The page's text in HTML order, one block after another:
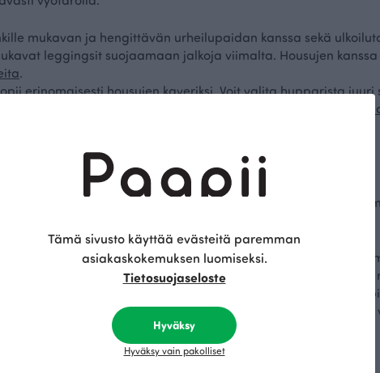
mukavan ja hengittävän urheilupaidan kanssa sekä
leggingsit suojaamaan jalkoja viimalta. Housujen
.
erinomaisesti housujen kaveriksi. Voit valita hupparista juuri
housujen kanssa esimerkiksi raidallisia tai kuviollisia t-
vaatteita Paapiilta
tietää, että käyttämäsi vaate on valmistettu vastuullisesti
varma, että ne ovat vastuullisesti tuotettu.
löydät juuri sinulle sopivan asukokonaisuuden, joka
voit pukeutua kauniisti, näyttävästi ja vastuullisesti! Naisten
vuoden jokaiseen hetkeen. Voit rakentaa itsellesi
Verkkokauppamme palvelee viikon jokaisena päivänä,
Tämä sivusto käyttää evästeitä paremman
asiakaskokemuksen luomiseksi.
Tietosuojaseloste
Hyväksy
Hyväksy vain pakolliset